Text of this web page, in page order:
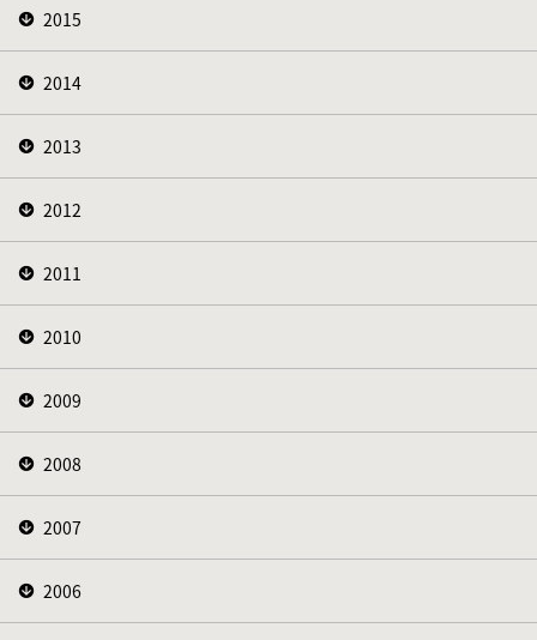
2015
2014
2013
2012
2011
2010
2009
2008
2007
2006